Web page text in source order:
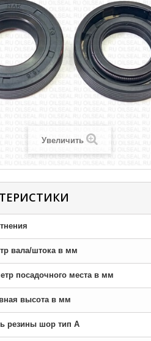
Увеличить
вала/штока в мм
посадочного места в мм
высота в мм
резины шор тип A